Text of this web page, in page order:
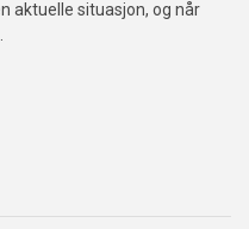
aktuelle situasjon, og når